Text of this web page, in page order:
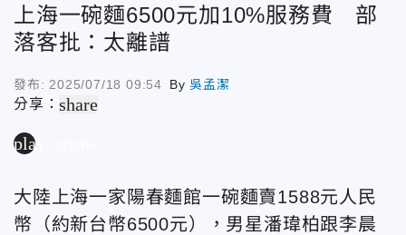
上海一碗麵6500元加10%服務費 部
落客批：太離譜
發布: 2025/07/18 09:54 By吳孟潔
分享：share
play_arrow
大陸上海一家陽春麵館一碗麵賣1588元人民
幣（約新台幣6500元），男星潘瑋柏跟李晨